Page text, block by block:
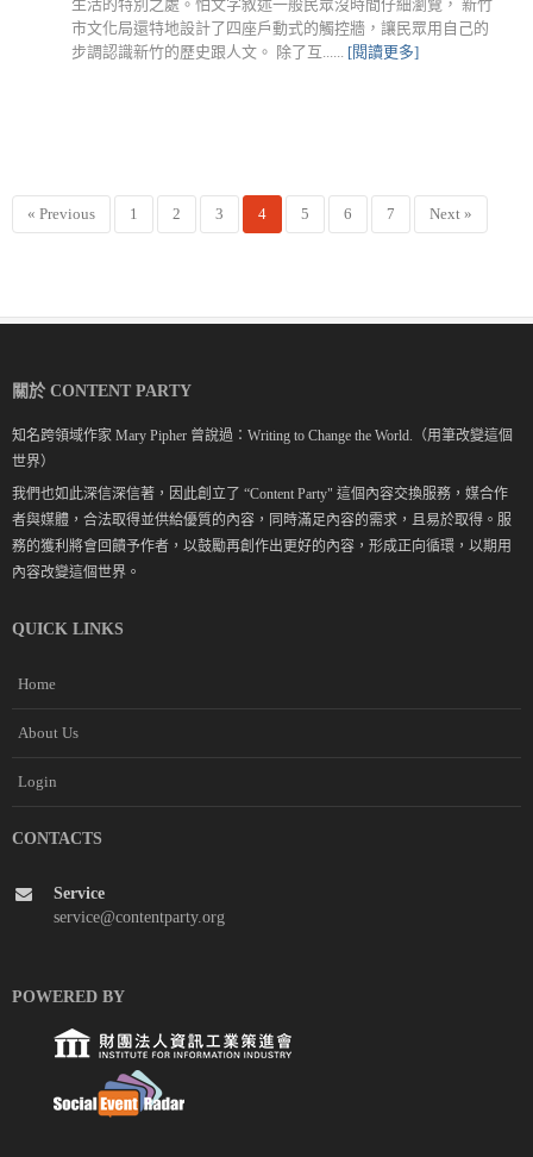
生活的特別之處。怕文字敘述一般民眾沒時間仔細瀏覽， 新竹
市文化局還特地設計了四座戶動式的觸控牆，讓民眾用自己的
步調認識新竹的歷史跟人文。 除了互...... [閱讀更多]
« Previous 1 2 3 4 5 6 7 Next »
關於 CONTENT PARTY
知名跨領域作家 Mary Pipher 曾說過：Writing to Change the World.（用筆改變這個
世界）
我們也如此深信深信著，因此創立了 “Content Party" 這個內容交換服務，媒合作
者與媒體，合法取得並供給優質的內容，同時滿足內容的需求，且易於取得。服
務的獲利將會回饋予作者，以鼓勵再創作出更好的內容，形成正向循環，以期用
內容改變這個世界。
QUICK LINKS
Home
About Us
Login
CONTACTS
Service
service@contentparty.org
POWERED BY